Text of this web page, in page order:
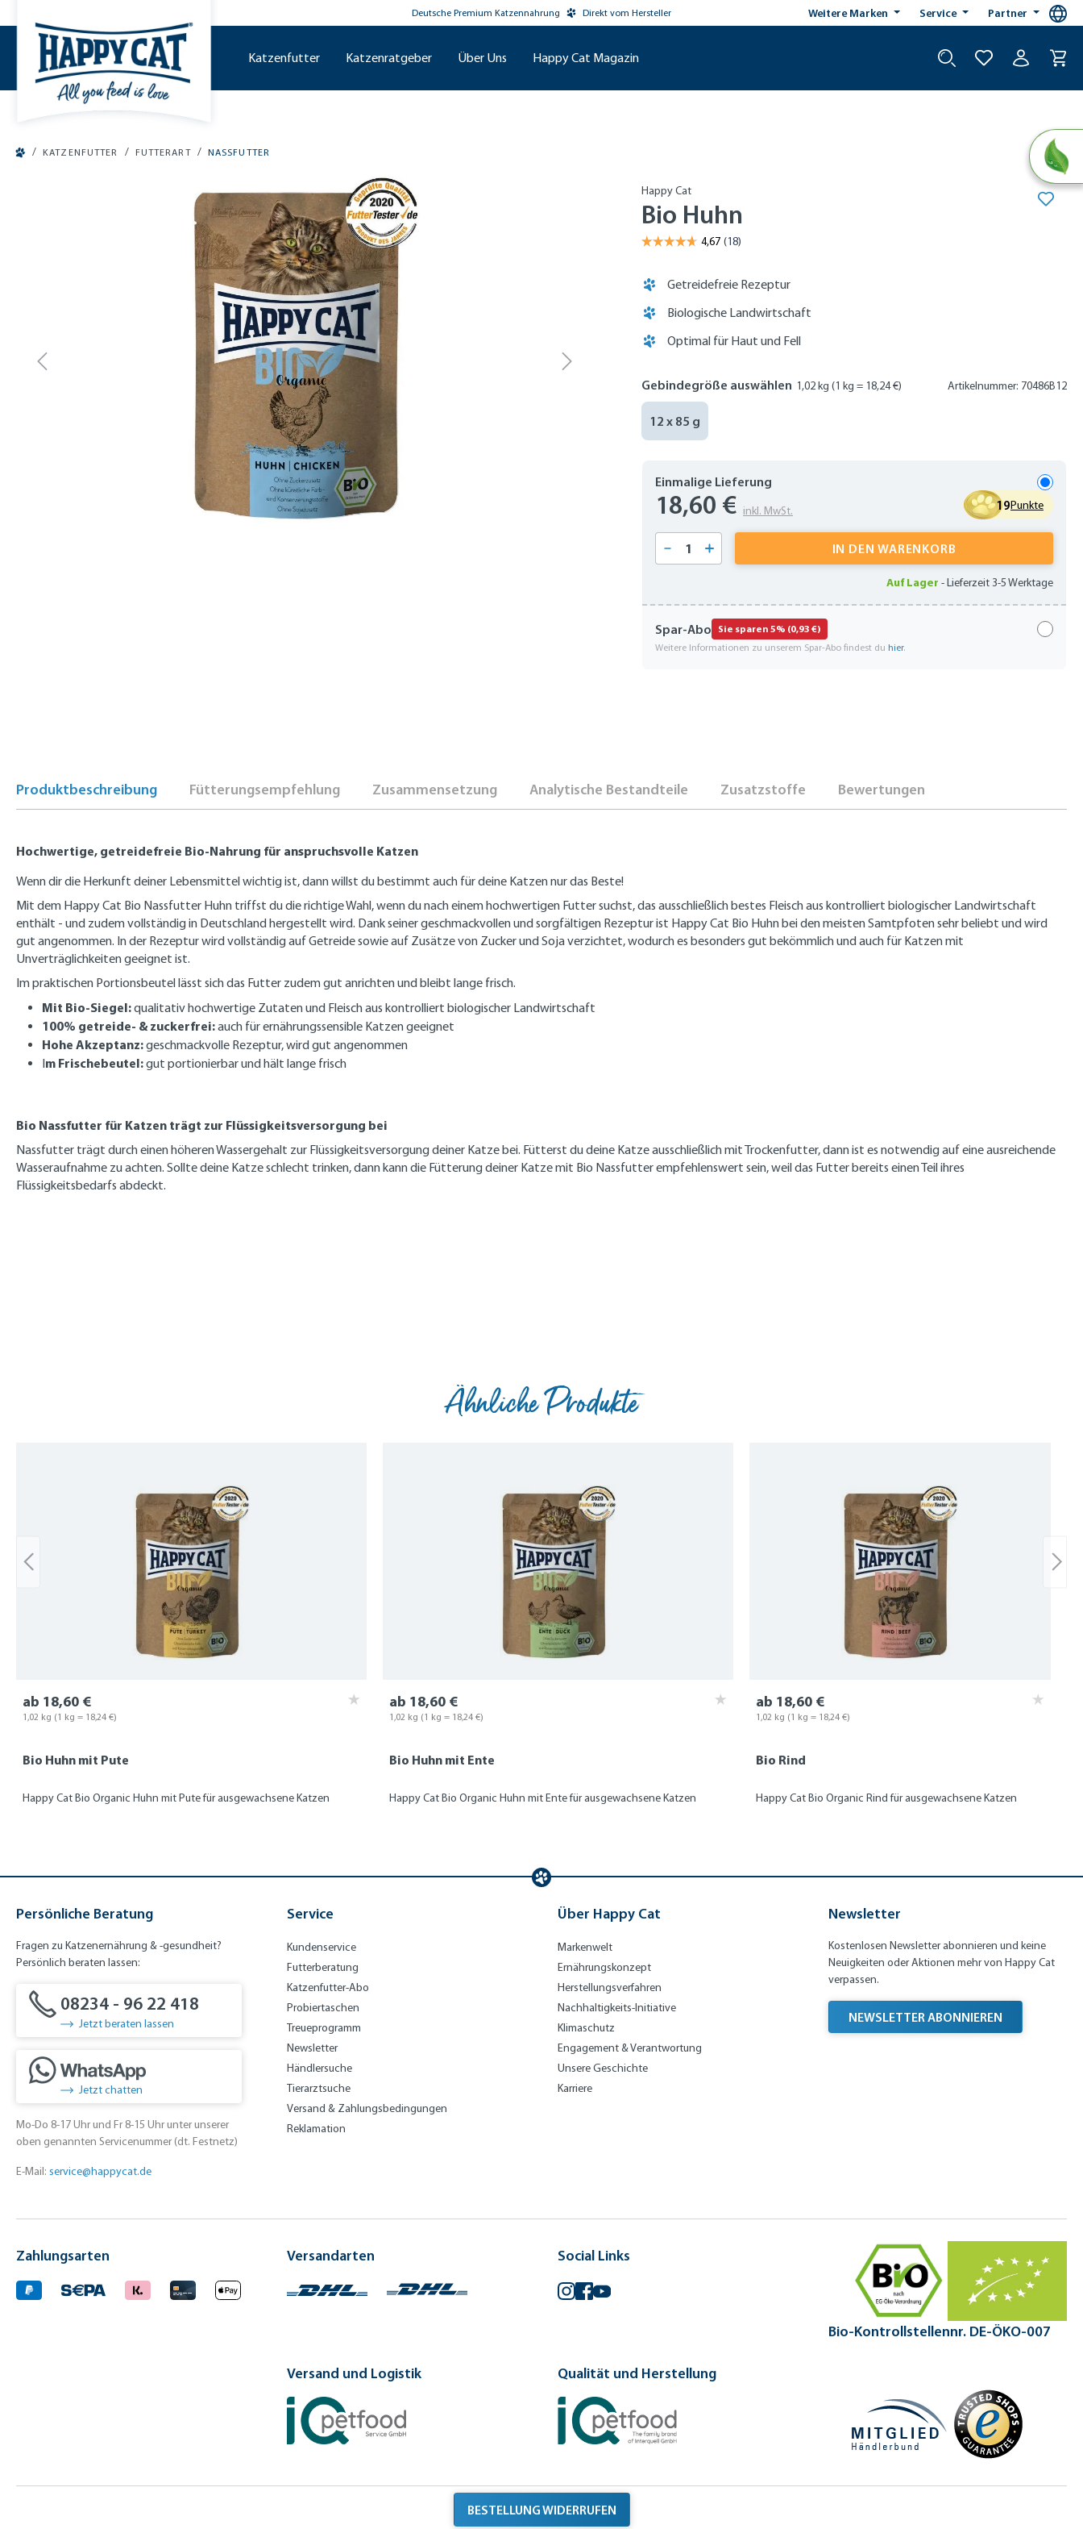
Deutsche Premium Katzennahrung Direkt vom Hersteller Weitere Marken Service Partner
Katzenfutter Katzenratgeber Über Uns Happy Cat Magazin
/ KATZENFUTTER / FUTTERART / NASSFUTTER
Happy Cat
Bio Huhn
Getreidefreie Rezeptur
Biologische Landwirtschaft
Optimal für Haut und Fell
Gebindegröße auswählen 1,02 kg(1 kg = 18,24 €) Artikelnummer: 70486B12
12 x 85 g
Einmalige Lieferung
18,60 € inkl. MwSt. 19Punkte
Produkt Anzahl: Gib den gewünschten Wert ein
IN DEN WARENKORB
Auf Lager -Lieferzeit 3-5 Werktage
Spar-Abo Sie sparen 5% (0,93 €)
Weitere Informationen zu unserem Spar-Abo findest duhier.
Produktbeschreibung Fütterungsempfehlung Zusammensetzung Analytische Bestandteile Zusatzstoffe Bewertungen
Hochwertige, getreidefreie Bio-Nahrung für anspruchsvolle Katzen
Wenn dir die Herkunft deiner Lebensmittel wichtig ist, dann willst du bestimmt auch für deine Katzen nur das Beste!
Mit dem Happy Cat Bio Nassfutter Huhn triffst du die richtige Wahl, wenn du nach einem hochwertigen Futter suchst, das ausschließlich bestes Fleisch aus kontrolliert biologischer Landwirtschaft
enthält - und zudem vollständig in Deutschland hergestellt wird. Dank seiner geschmackvollen und sorgfältigen Rezeptur ist Happy Cat Bio Huhn bei den meisten Samtpfoten sehr beliebt und wird
gut angenommen. In der Rezeptur wird vollständig auf Getreide sowie auf Zusätze von Zucker und Soja verzichtet, wodurch es besonders gut bekömmlich und auch für Katzen mit
Unverträglichkeiten geeignet ist.
Im praktischen Portionsbeutel lässt sich das Futter zudem gut anrichten und bleibt lange frisch.
Mit Bio-Siegel:qualitativ hochwertige Zutaten und Fleisch aus kontrolliert biologischer Landwirtschaft
100% getreide- & zuckerfrei:auch für ernährungssensible Katzen geeignet
Hohe Akzeptanz:geschmackvolle Rezeptur, wird gut angenommen
Im Frischebeutel:gut portionierbar und hält lange frisch
Bio Nassfutter für Katzen trägt zur Flüssigkeitsversorgung bei
Nassfutter trägt durch einen höheren Wassergehalt zur Flüssigkeitsversorgung deiner Katze bei. Fütterst du deine Katze ausschließlich mit Trockenfutter, dann ist es notwendig auf eine ausreichende
Wasseraufnahme zu achten. Sollte deine Katze schlecht trinken, dann kann die Fütterung deiner Katze mit Bio Nassfutter empfehlenswert sein, weil das Futter bereits einen Teil ihres
Flüssigkeitsbedarfs abdeckt.
Ähnliche Produkte
Bio Huhn mit Pute
Happy Cat Bio Organic Huhn mit Pute für ausgewachsene Katzen
ab 18,60 €
1,02 kg (1 kg = 18,24 €)
Bio Huhn mit Ente
Happy Cat Bio Organic Huhn mit Ente für ausgewachsene Katzen
ab 18,60 €
1,02 kg (1 kg = 18,24 €)
Bio Rind
Happy Cat Bio Organic Rind für ausgewachsene Katzen
ab 18,60 €
1,02 kg (1 kg = 18,24 €)
Persönliche Beratung
Fragen zu Katzenernährung & -gesundheit?
Persönlich beraten lassen:
08234 - 96 22 418
Jetzt beraten lassen
Jetzt chatten
Mo-Do 8-17 Uhr und Fr 8-15 Uhr unter unserer
oben genannten Servicenummer (dt. Festnetz)
E-Mail: service@happycat.de
Service
Kundenservice
Futterberatung
Katzenfutter-Abo
Probiertaschen
Treueprogramm
Newsletter
Händlersuche
Tierarztsuche
Versand & Zahlungsbedingungen
Reklamation
Über Happy Cat
Markenwelt
Ernährungskonzept
Herstellungsverfahren
Nachhaltigkeits-Initiative
Klimaschutz
Engagement & Verantwortung
Unsere Geschichte
Karriere
Newsletter
Kostenlosen Newsletter abonnieren und keine
Neuigkeiten oder Aktionen mehr von Happy Cat
verpassen.
NEWSLETTER ABONNIEREN
Zahlungsarten Versandarten Social Links
Instagram
Facebook
YouTube
Bio-Kontrollstellennr. DE-ÖKO-007
Versand und Logistik Qualität und Herstellung
BESTELLUNG WIDERRUFEN